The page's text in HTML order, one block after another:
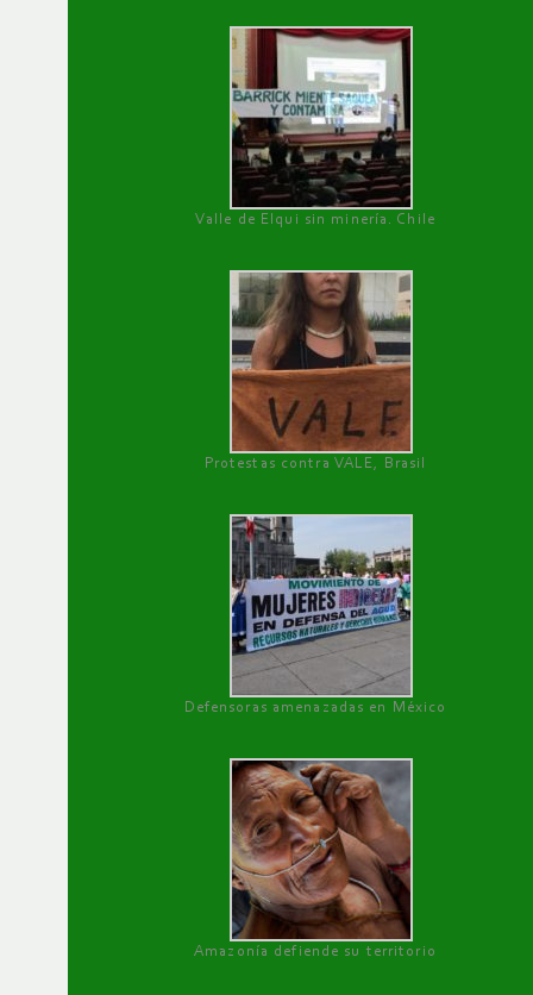
Valle de Elqui sin minería. Chile
Protestas contra VALE, Brasil
Defensoras amenazadas en México
Amazonía defiende su territorio